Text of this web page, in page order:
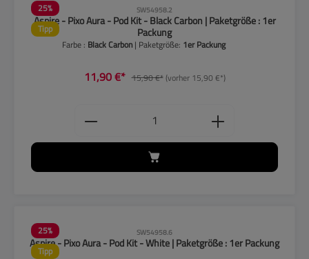
25%
Tipp
SW54958.2
Aspire - Pixo Aura - Pod Kit - Black Carbon | Paketgröße : 1er
Packung
Farbe : Black Carbon | Paketgröße: 1er Packung
11,90 €* 15,90 €*(vorher 15,90 €*)
Produkt Anzahl: Gib den
25%
Tipp
SW54958.6
Aspire - Pixo Aura - Pod Kit - White | Paketgröße : 1er Packung